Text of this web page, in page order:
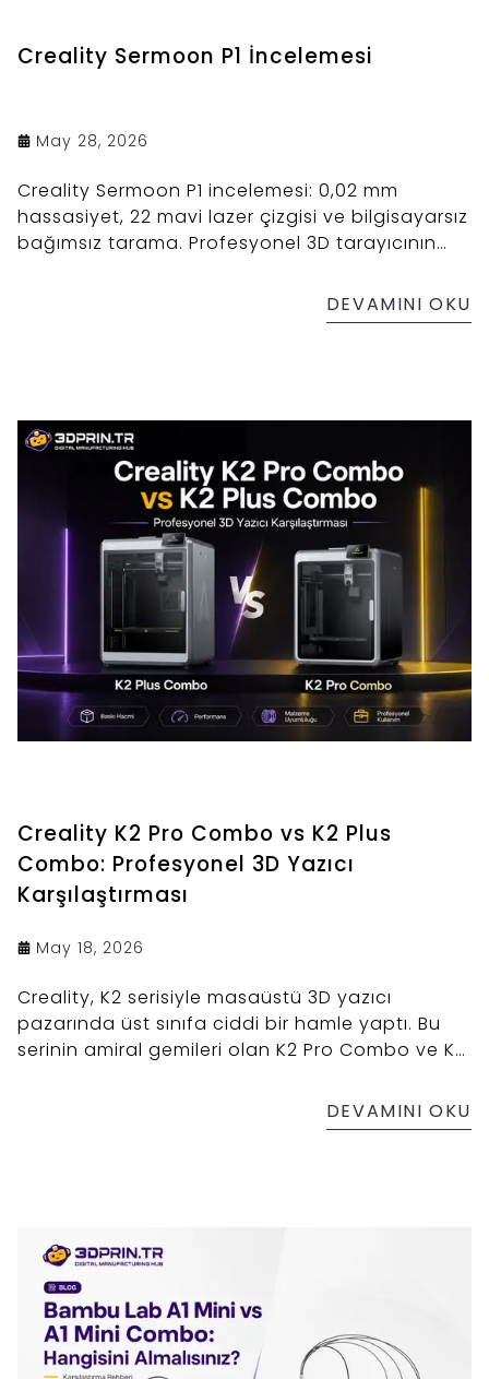
Creality Sermoon P1 İncelemesi
May 28, 2026
Creality Sermoon P1 incelemesi: 0,02 mm
hassasiyet, 22 mavi lazer çizgisi ve bilgisayarsız
bağımsız tarama. Profesyonel 3D tarayıcının
DEVAMINI OKU
Creality K2 Pro Combo vs K2 Plus
Combo: Profesyonel 3D Yazıcı
Karşılaştırması
May 18, 2026
Creality, K2 serisiyle masaüstü 3D yazıcı
pazarında üst sınıfa ciddi bir hamle yaptı. Bu
serinin amiral gemileri olan K2 Pro Combo ve K2
satılan, çok renkli baskı yapabilen, aktif ısıtmalı
kabine sahip cihazlar. İlk bakışta birbirine çok
DEVAMINI OKU